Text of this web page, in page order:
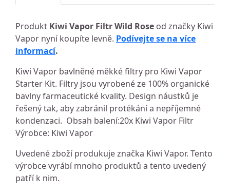
Produkt Kiwi Vapor Filtr Wild Rose od značky Kiwi
Vapor nyní koupíte levně. Podívejte se na více
informací.
Kiwi Vapor bavlněné měkké filtry pro Kiwi Vapor
Starter Kit. Filtry jsou vyrobené ze 100% organické
bavlny farmaceutické kvality. Design náustků je
řešený tak, aby zabránil protékání a nepříjemné
kondenzaci. Obsah balení:20x Kiwi Vapor Filtr
Výrobce: Kiwi Vapor
Uvedené zboží produkuje značka Kiwi Vapor. Tento
výrobce vyrábí mnoho produktů a tento uvedený
patří k nim.